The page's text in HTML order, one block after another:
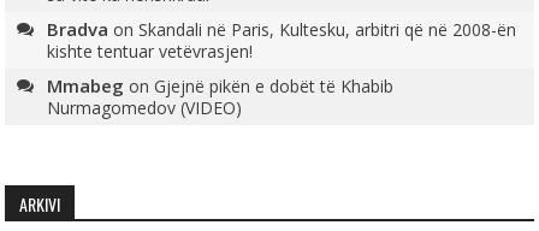
Bradva onSkandali në Paris, Kultesku, arbitri që në 2008-ën
kishte tentuar vetëvrasjen!
Mmabeg onGjejnë pikën e dobët të Khabib
Nurmagomedov (VIDEO)
ARKIVI